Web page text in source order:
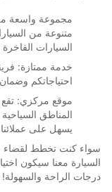
مجموعة واسعة من
متنوعة من
السيارات الفاخرة
خدمة ممتازة:
احتياجاتكم
موقع مركزي: تقع
يسهل على عملائنا
سواء كنت تخطط لقضاء
السيارة معنا سيكون
درجات الراحة والسهولة!